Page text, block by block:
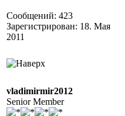
Сообщений: 423
Зарегистрирован: 18. Мая
2011
vladimirmir2012
Senior Member